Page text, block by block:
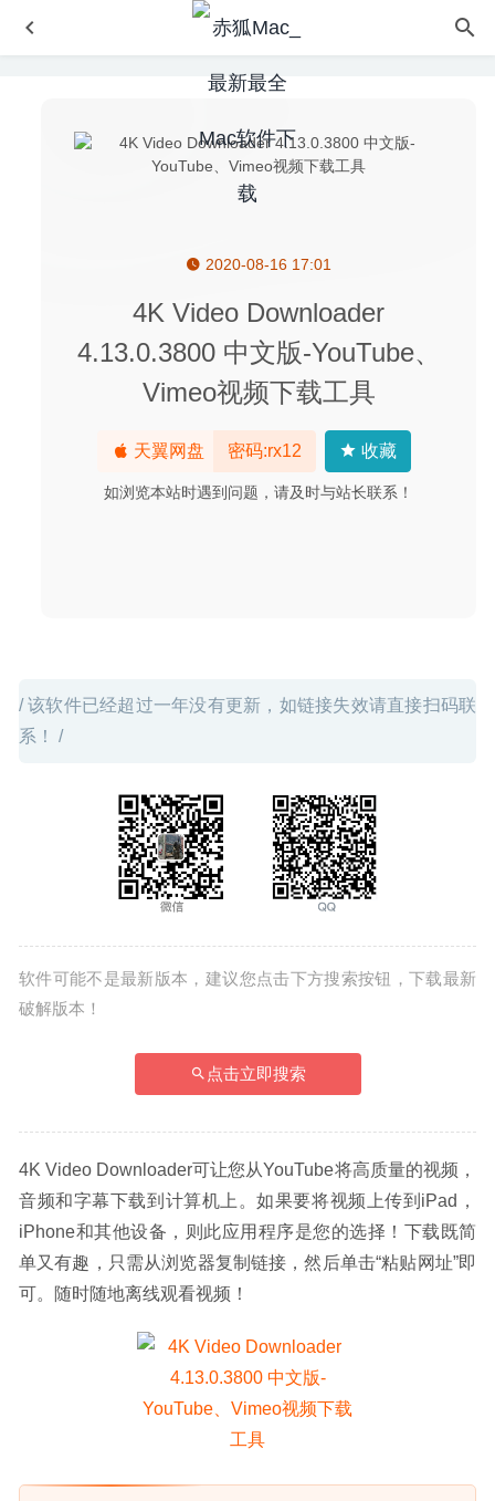
2020-08-16 17:01
4K Video Downloader
4.13.0.3800 中文版-YouTube、
Vimeo视频下载工具
天翼网盘 密码:rx12 收藏
如浏览本站时遇到问题，请及时与站长联系！
/ 该软件已经超过一年没有更新，如链接失效请直接扫码联
系！ /
软件可能不是最新版本，建议您点击下方搜索按钮，下载最新
破解版本！
点击立即搜索
4K Video Downloader可让您从YouTube将高质量的视频，
音频和字幕下载到计算机上。如果要将视频上传到iPad，
iPhone和其他设备，则此应用程序是您的选择！下载既简
单又有趣，只需从浏览器复制链接，然后单击“粘贴网址”即
可。随时随地离线观看视频！
Movavi Screen Recorder 11.2.0 for Mac中文版-非常好用
menuffy 1.0.5 – 快速轻松的显示当前应用的菜单
Day & Night World Map Studio 1.1.6 – 日夜世界地图壁纸
Path Finder 9.0.7 CR2 for Mac中文版-功能强大的文件管理